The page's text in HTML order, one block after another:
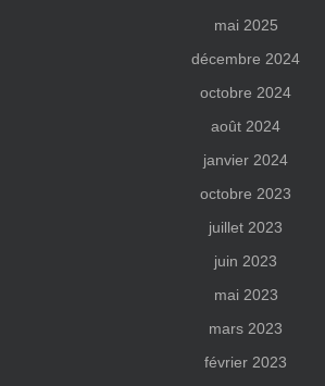
mai 2025
décembre 2024
octobre 2024
août 2024
janvier 2024
octobre 2023
juillet 2023
juin 2023
mai 2023
mars 2023
février 2023